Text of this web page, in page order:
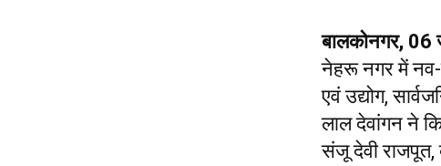
बालकोनगर,
नेहरू नगर में नव-
एवं उद्योग,
लाल देवांगन ने
संजू देवी राजपूत,